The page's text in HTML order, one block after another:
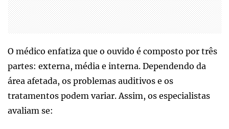
O médico enfatiza que o ouvido é composto por três
partes: externa, média e interna. Dependendo da
área afetada, os problemas auditivos e os
tratamentos podem variar. Assim, os especialistas
avaliam se: